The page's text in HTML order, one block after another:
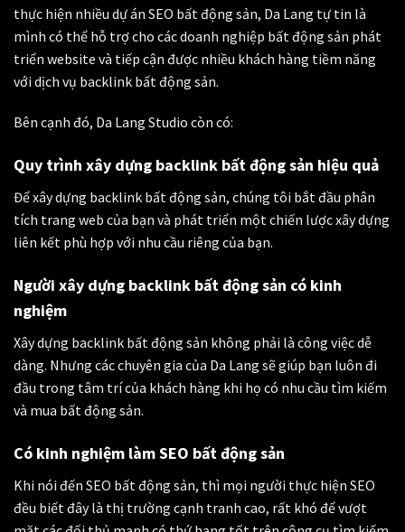
thực hiện nhiều dự án SEO bất động sản, Da Lang tự tin là
mình có thể hỗ trợ cho các doanh nghiệp bất động sản phát
triển website và tiếp cận được nhiều khách hàng tiềm năng
với dịch vụ backlink bất động sản.
Bên cạnh đó, Da Lang Studio còn có:
Quy trình xây dựng backlink bất động sản hiệu quả
Để xây dựng backlink bất động sản, chúng tôi bắt đầu phân
tích trang web của bạn và phát triển một chiến lược xây dựng
liên kết phù hợp với nhu cầu riêng của bạn.
Người xây dựng backlink bất động sản có kinh
nghiệm
Xây dựng backlink bất động sản không phải là công việc dễ
dàng. Nhưng các chuyên gia của Da Lang sẽ giúp bạn luôn đi
đầu trong tâm trí của khách hàng khi họ có nhu cầu tìm kiếm
và mua bất động sản.
Có kinh nghiệm làm SEO bất động sản
Khi nói đến SEO bất động sản, thì mọi người thực hiện SEO
đều biết đây là thị trường cạnh tranh cao, rất khó để vượt